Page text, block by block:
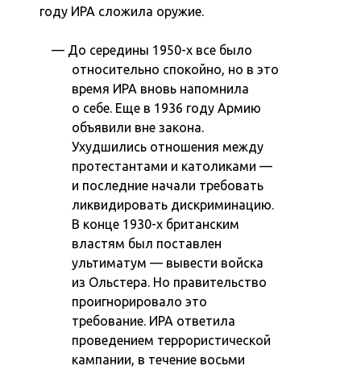
году ИРА сложила оружие.
До середины 1950-х все было
относительно спокойно, но в это
время ИРА вновь напомнила
о себе. Еще в 1936 году Армию
объявили вне закона.
Ухудшились отношения между
протестантами и католиками —
и последние начали требовать
ликвидировать дискриминацию.
В конце 1930-х британским
властям был поставлен
ультиматум — вывести войска
из Ольстера. Но правительство
проигнорировало это
требование. ИРА ответила
проведением террористической
кампании, в течение восьми